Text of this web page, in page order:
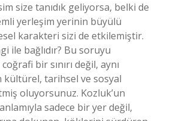
size tanıdık geliyorsa, belki de
yerleşim yerinin büyülü
karakteri sizi de etkilemiştir.
ile bağlıdır? Bu soruyu
bir sınırı değil, aynı
kültürel, tarihsel ve sosyal
oluyorsunuz. Kozluk’un
sadece bir yer değil,